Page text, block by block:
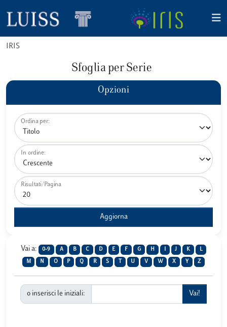
IRIS
Sfoglia per Serie
Opzioni
Ordina per:
In ordine:
Risultati/Pagina
Vai a: 0-9 A B C D E F G H J K L
M N O P Q R S U V W X Y Z
o inserisci le iniziali: